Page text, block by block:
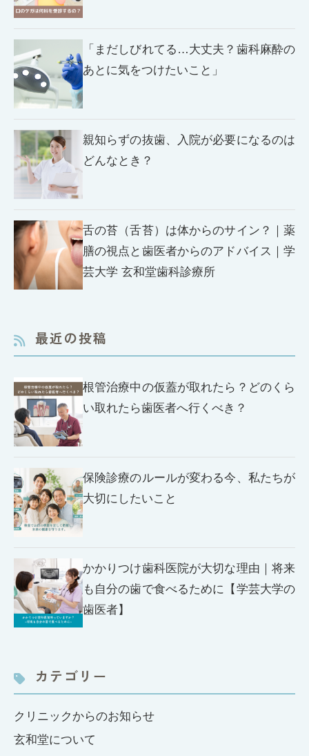
「まだしびれてる…大丈夫？歯科麻酔の
あとに気をつけたいこと」
親知らずの抜歯、入院が必要になるのは
どんなとき？
舌の苔（舌苔）は体からのサイン？｜薬
膳の視点と歯医者からのアドバイス｜学
芸大学 玄和堂歯科診療所
最近の投稿
根管治療中の仮蓋が取れたら？どのくら
い取れたら歯医者へ行くべき？
保険診療のルールが変わる今、私たちが
大切にしたいこと
かかりつけ歯科医院が大切な理由｜将来
も自分の歯で食べるために【学芸大学の
歯医者】
カテゴリー
クリニックからのお知らせ
玄和堂について